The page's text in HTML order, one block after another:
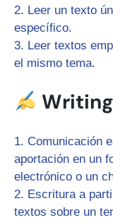
Leer un texto
específico.
Leer textos
el mismo tema.
Writing
Comunicación
aportación en un
electrónico o un
Escritura a
textos sobre un